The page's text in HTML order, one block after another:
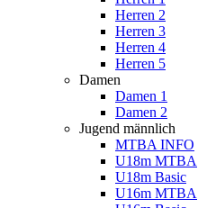
Herren 2
Herren 3
Herren 4
Herren 5
Damen
Damen 1
Damen 2
Jugend männlich
MTBA INFO
U18m MTBA
U18m Basic
U16m MTBA